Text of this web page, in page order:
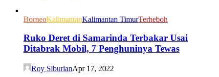
BorneoKalimantanKalimantan TimurTerheboh
Ruko Deret di Samarinda Terbakar Usai
Ditabrak Mobil, 7 Penghuninya Tewas
Roy SiburianApr 17, 2022